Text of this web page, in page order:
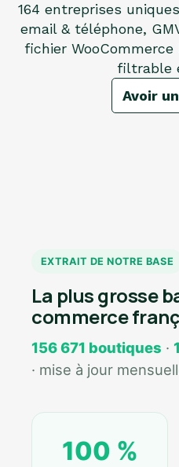
164 entreprises
email & téléphone,
fichier
filtrable
Avoir
EXTRAIT DE NOTRE BASE
La plus grosse
commerce
156 671 boutiques ·
· mise à jour
100 %